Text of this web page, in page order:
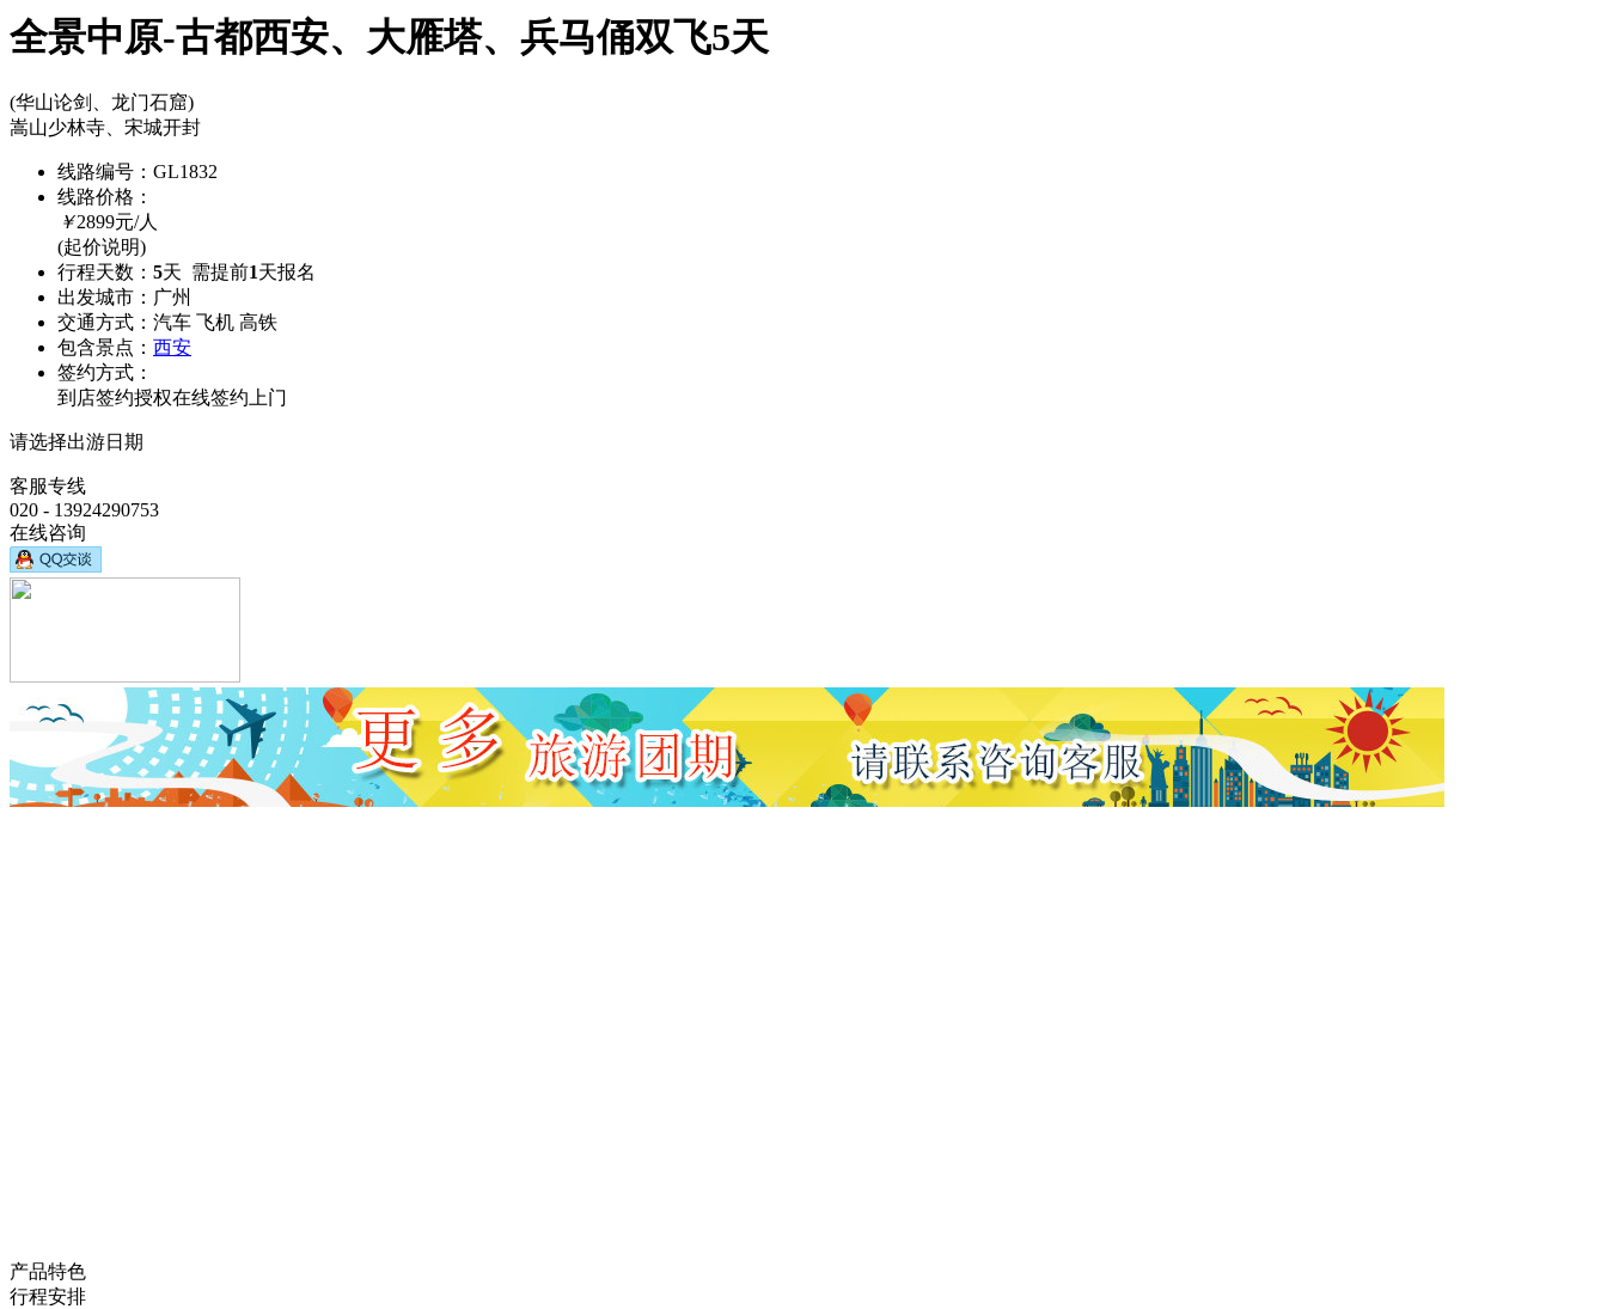
全景中原-古都西安、大雁塔、兵马俑双飞5天
(华山论剑、龙门石窟)
嵩山少林寺、宋城开封
线路编号： GL1832
线路价格：
￥2899元/人
(起价说明)
行程天数： 5天 需提前1天报名
出发城市： 广州
交通方式： 汽车 飞机 高铁
包含景点： 西安
签约方式：
到店签约授权在线签约 上门
请选择出游日期
客服专线
020 - 13924290753
在线咨询
产品特色
行程安排